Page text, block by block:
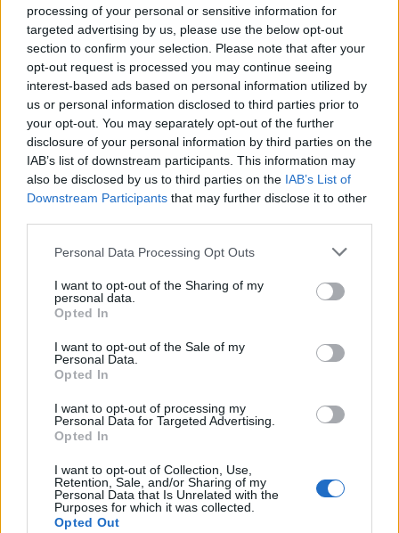
processing of your personal or sensitive information for
targeted advertising by us, please use the below opt-out
section to confirm your selection. Please note that after your
opt-out request is processed you may continue seeing
interest-based ads based on personal information utilized by
us or personal information disclosed to third parties prior to
your opt-out. You may separately opt-out of the further
disclosure of your personal information by third parties on the
IAB’s list of downstream participants. This information may
also be disclosed by us to third parties on the IAB’s List of
Downstream Participants that may further disclose it to other
Personal Data Processing Opt Outs
I want to opt-out of the Sharing of my
personal data.
Opted In
I want to opt-out of the Sale of my
Personal Data.
Opted In
I want to opt-out of processing my
Personal Data for Targeted Advertising.
Opted In
I want to opt-out of Collection, Use,
Retention, Sale, and/or Sharing of my
Personal Data that Is Unrelated with the
Purposes for which it was collected.
Opted Out
САМЫЕ ЧИТАЕМЫЕ
Инесе Супе: Я не могу забыть эту
картину… Я больше не хочу посещать
похороны своего друга
Названы самые смертоносные
автомобили на дорогах: держим кулачки,
чтобы вы не нашли в списке свой
автомобиль
Нужно ли будет делать новую eID-карту?
LVRTC отвечает на вопросы об
изменениях, ожидающих часть общества
в конце года